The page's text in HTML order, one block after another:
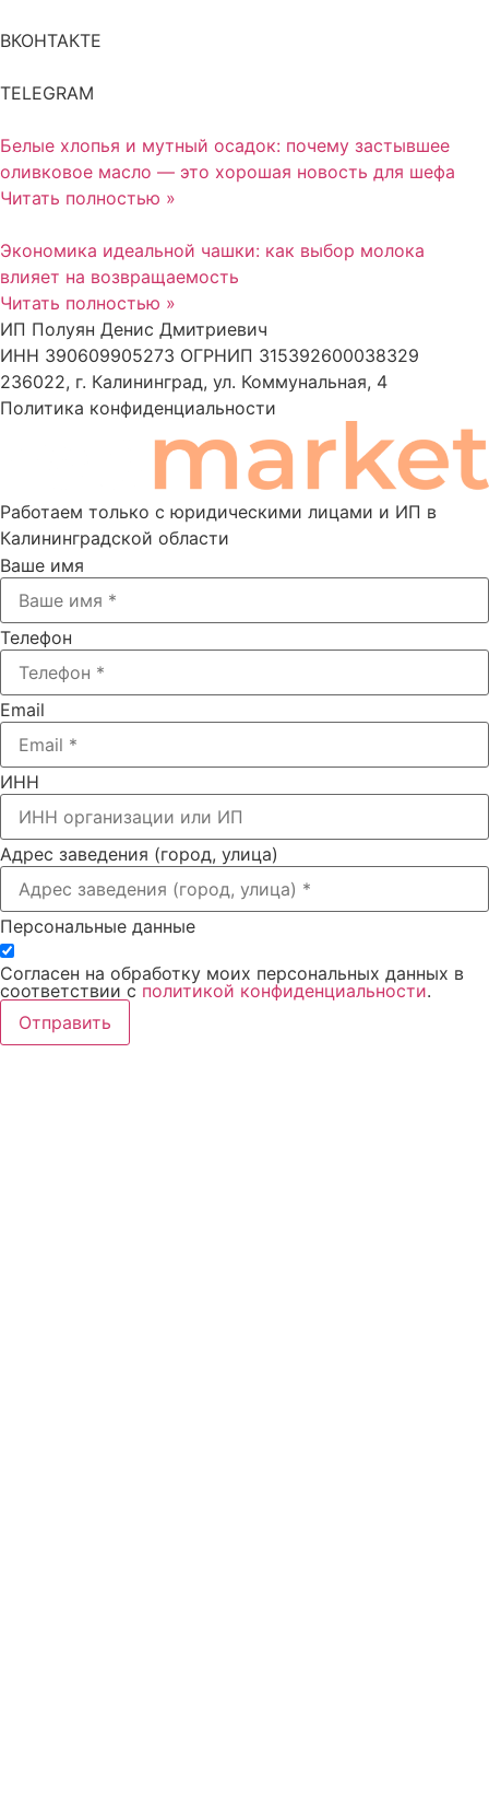
ВКОНТАКТЕ
TELEGRAM
Белые хлопья и мутный осадок: почему застывшее
оливковое масло — это хорошая новость для шефа
Читать полностью »
Экономика идеальной чашки: как выбор молока
влияет на возвращаемость
Читать полностью »
ИП Полуян Денис Дмитриевич
ИНН 390609905273 ОГРНИП 315392600038329
236022, г. Калининград, ул. Коммунальная, 4
Политика конфиденциальности
Работаем только с юридическими лицами и ИП в
Калининградской области
Ваше имя
Телефон
Email
ИНН
Адрес заведения (город, улица)
Персональные данные
Согласен на обработку моих персональных данных в
соответствии с политикой конфиденциальности.
Отправить